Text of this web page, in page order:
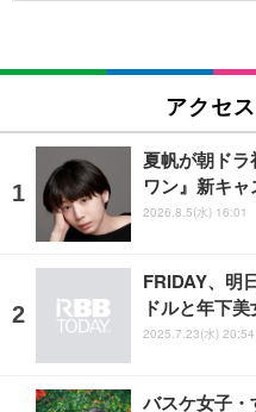
アクセ
夏帆が朝ドラ
ワン』新キャ
2026.8.5(水) 16:01
FRIDAY、明
ドルと年下
2025.7.23(水) 20:54
バスケ女子